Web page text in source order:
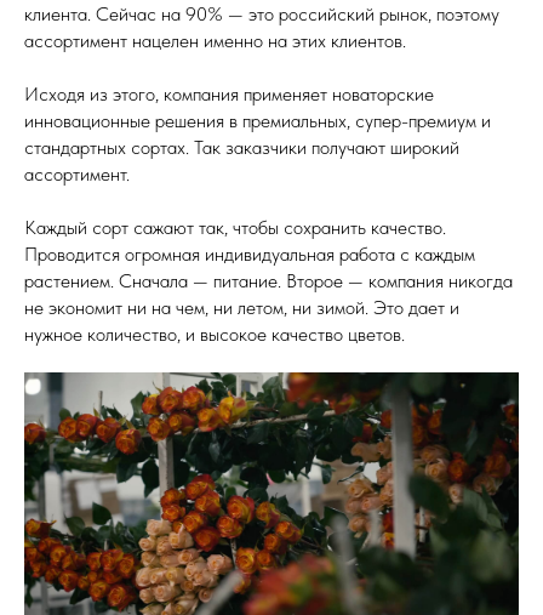
клиента. Сейчас на 90% — это российский рынок, поэтому
ассортимент нацелен именно на этих клиентов.
Исходя из этого, компания применяет новаторские
инновационные решения в премиальных, супер-премиум и
стандартных сортах. Так заказчики получают широкий
ассортимент.
Каждый сорт сажают так, чтобы сохранить качество.
Проводится огромная индивидуальная работа с каждым
растением. Сначала — питание. Второе — компания никогда
не экономит ни на чем, ни летом, ни зимой. Это дает и
нужное количество, и высокое качество цветов.